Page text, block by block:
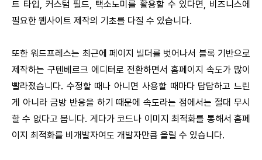
트 타입, 커스텀 필드, 택소노미를 활용할 수 있다면, 비즈니스에
필요한 웹사이트 제작의 기초를 다질 수 있습니다.
또한 워드프레스는 최근에 페이지 빌더를 벗어나서 블록 기반으로
제작하는 구텐베르크 에디터로 전환하면서 홈페이지 속도가 많이
빨라졌습니다. 수정할 때나 아니면 사용할 때마다 답답하고 느린
게 아니라 금방 반응을 하기 때문에 속도라는 점에서는 절대 무시
할 수 없다고 봅니다. 게다가 코드나 이미지 최적화를 통해서 홈페
이지 최적화를 비개발자여도 개발자만큼 올릴 수 있습니다.